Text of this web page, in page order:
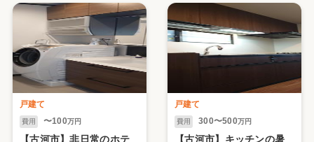
デン
戸建て
費用 〜100万円
【古河市】非日常のホテ
戸建て
費用 300〜500万円
【古河市】キッチンの暑